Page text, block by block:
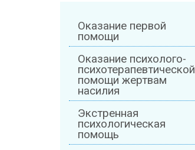
Оказание первой
помощи
Оказание психолого-
психотерапевтической
помощи жертвам
насилия
Экстренная
психологическая
помощь